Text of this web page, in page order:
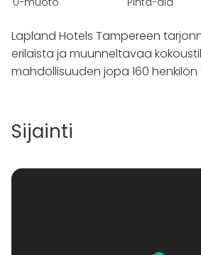
Lapland Hotels Tampereen
erilaista ja muunneltavaa
mahdollisuuden jopa 160
Sijainti